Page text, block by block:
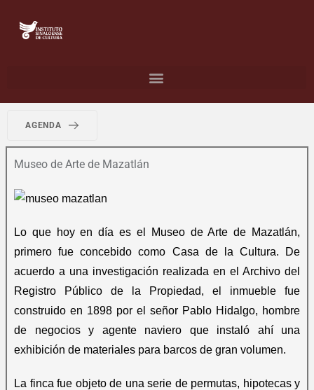
AGENDA
Museo de Arte de Mazatlán
Lo que hoy en día es el Museo de Arte de Mazatlán,
primero fue concebido como Casa de la Cultura. De
acuerdo a una investigación realizada en el Archivo del
Registro Público de la Propiedad, el inmueble fue
construido en 1898 por el señor Pablo Hidalgo, hombre
de negocios y agente naviero que instaló ahí una
exhibición de materiales para barcos de gran volumen.
La finca fue objeto de una serie de permutas, hipotecas y